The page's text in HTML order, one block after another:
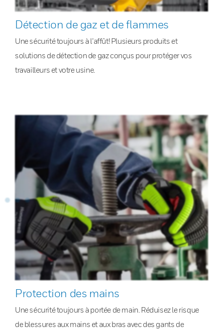
Détection de gaz et de flammes
Une sécurité toujours à l’affût! Plusieurs produits et
solutions de détection de gaz conçus pour protéger vos
travailleurs et votre usine.
Protection des mains
Une sécurité toujours à portée de main. Réduisez le risque
de blessures aux mains et aux bras avec des gants de